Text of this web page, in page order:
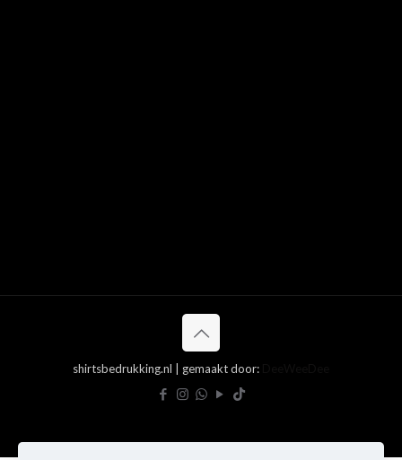
shirtsbedrukking.nl | gemaakt door: